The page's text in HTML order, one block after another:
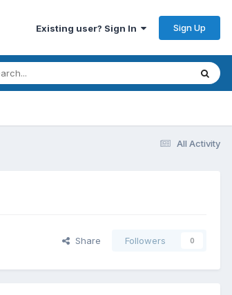
Existing user? Sign In Sign Up
All Activity
Share Followers 0